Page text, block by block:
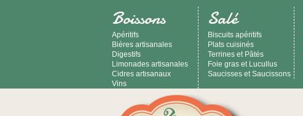
Boissons
Apéritifs
Bières artisanales
Digestifs
Limonades artisanales
Cidres artisanaux
Vins
Salé
Biscuits apéritifs
Plats cuisinés
Terrines et Pâtés
Foie gras et Lucullus
Saucisses et Saucissons